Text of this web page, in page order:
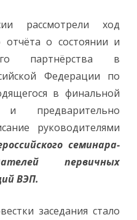
рассмотрели ход
отчёта о состоянии и
партнёрства в
Федерации по
в финальной
предварительно
руководителями
семинара-
первичных
ВЭП.
заседания стало